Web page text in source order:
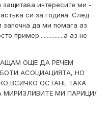
защитава интересите ми -
си за година. След
да ми помага аз
пример................а аз не
ОЩЕ ДА РЕЧЕМ
АСОЦИАЦИЯТА, НО
ВСИЧКО ОСТАНЕ ТАКА
МИРИЗЛИВИТЕ МИ ПАРИЦИ/